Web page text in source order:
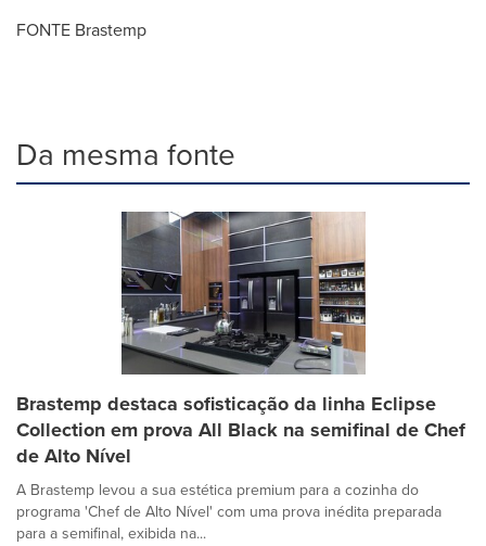
FONTE Brastemp
Da mesma fonte
Brastemp destaca sofisticação da linha Eclipse
Collection em prova All Black na semifinal de Chef
de Alto Nível
A Brastemp levou a sua estética premium para a cozinha do
programa 'Chef de Alto Nível' com uma prova inédita preparada
para a semifinal, exibida na...